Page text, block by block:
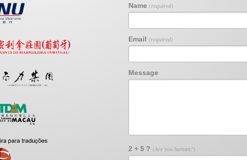
Name (required)
Email (required)
Message
2 + 5 ? (Are you human?)